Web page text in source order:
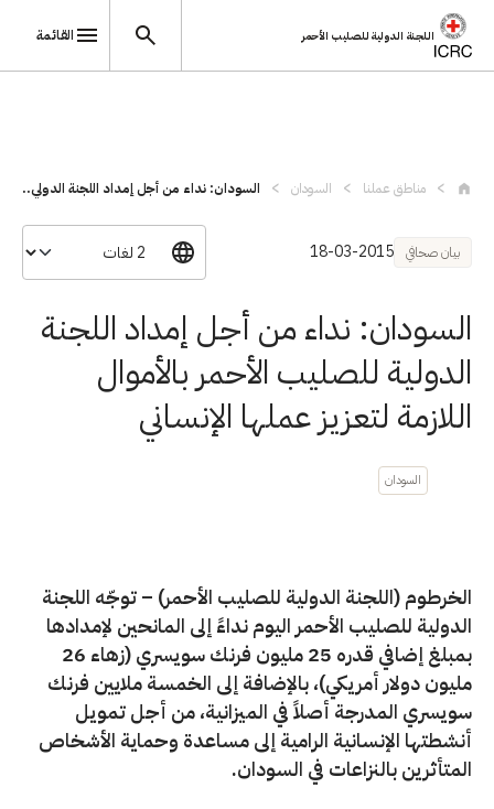
اللجنة الدولية للصليب الأحمر القائمة
مناطق عملنا السودان السودان: نداء من أجل إمداد اللجنة الدولي...
بيان صحافي 18-03-2015
السودان: نداء من أجل إمداد اللجنة
الدولية للصليب الأحمر بالأموال
اللازمة لتعزيز عملها الإنساني
السودان
الخرطوم (اللجنة الدولية للصليب الأحمر) – توجّه اللجنة
الدولية للصليب الأحمر اليوم نداءً إلى المانحين لإمدادها
بمبلغ إضافي قدره 25 مليون فرنك سويسري (زهاء 26
مليون دولار أمريكي)، بالإضافة إلى الخمسة ملايين فرنك
سويسري المدرجة أصلاً في الميزانية، من أجل تمويل
أنشطتها الإنسانية الرامية إلى مساعدة وحماية الأشخاص
المتأثرين بالنزاعات في السودان.